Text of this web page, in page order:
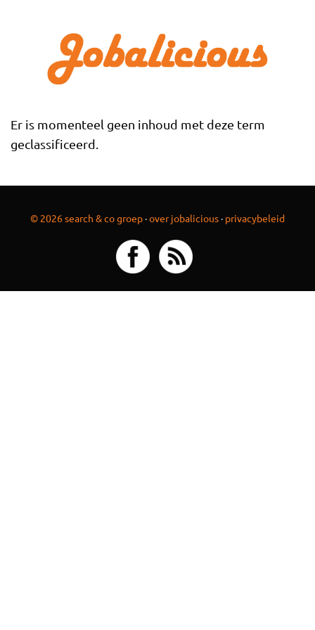
Er is momenteel geen inhoud met deze term
geclassificeerd.
© 2026 search & co groep ·over jobalicious · privacybeleid